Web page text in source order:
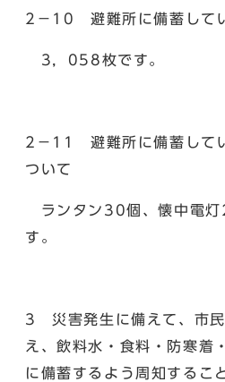
2－10 避難所に備蓄して
3，058枚です。
2－11 避難所に備蓄して
ついて
ランタン30個、懐中電灯
す。
3 災害発生に備えて、市民
え、飲料水・食料・防寒着
に備蓄するよう周知するこ